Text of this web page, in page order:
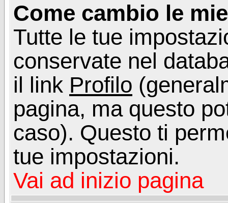
Come cambio le
Tutte le tue
conservate nel
il link Profilo
pagina, ma questo
caso). Questo ti
tue impostazioni.
Vai ad inizio pagina